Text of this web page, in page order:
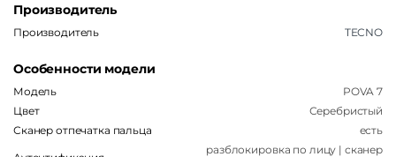
Производитель
Производитель TECNO
Особенности модели
Модель
POVA 7
Цвет
Серебристый
Сканер отпечатка пальца
есть
разблокировка по лицу | сканер